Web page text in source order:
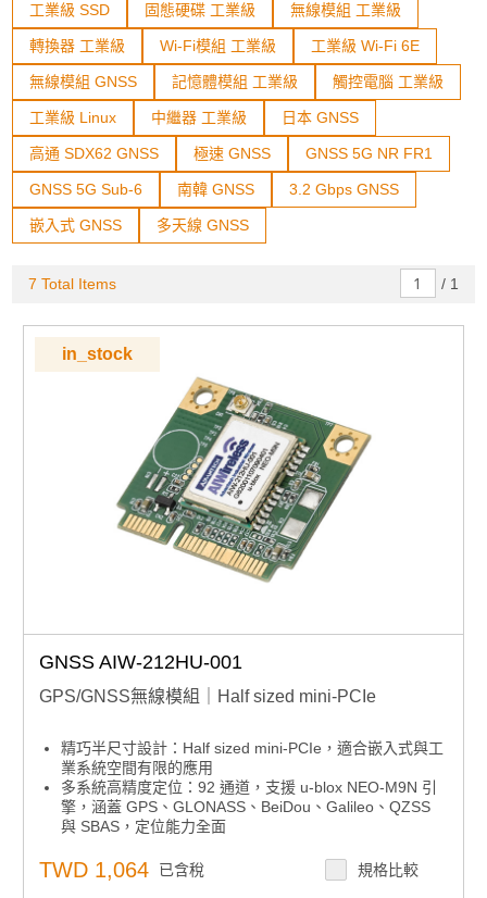
工業級 SSD 固態硬碟 工業級 無線模組 工業級
轉換器 工業級 Wi-Fi模組 工業級 工業級 Wi-Fi 6E
無線模組 GNSS 記憶體模組 工業級 觸控電腦 工業級
工業級 Linux 中繼器 工業級 日本 GNSS
高通 SDX62 GNSS 極速 GNSS GNSS 5G NR FR1
GNSS 5G Sub-6 南韓 GNSS 3.2 Gbps GNSS
嵌入式 GNSS 多天線 GNSS
7 Total Items / 1
in_stock
GNSS AIW-212HU-001
GPS/GNSS無線模組｜Half sized mini-PCIe
精巧半尺寸設計：Half sized mini-PCIe，適合嵌入式與工
業系統空間有限的應用
多系統高精度定位：92 通道，支援 u-blox NEO-M9N 引
擎，涵蓋 GPS、GLONASS、BeiDou、Galileo、QZSS
與 SBAS，定位能力全面
高精度表現：達 2m CEP，滿足工業級與專業應用需求
極寬溫適應：-40°C ~ +85°C，適用於嚴苛工業與戶外環
TWD 1,064 已含稅 規格比較